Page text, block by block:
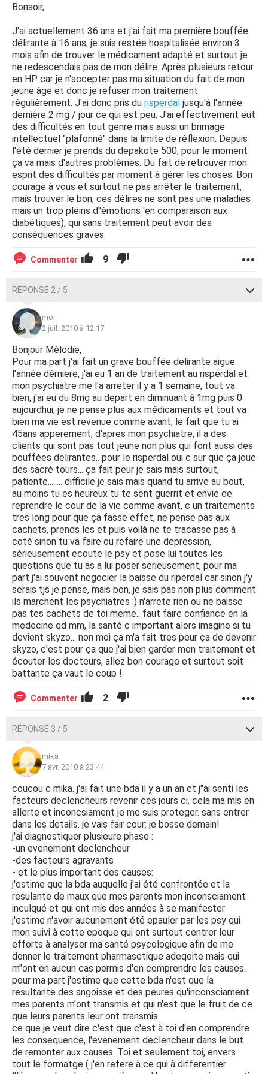
risperdal ,dés fois elle me dit on est plus tranquille de le
signe de rechute,son langage est ambivalent,la
psychiatrie est un domaine vague ,moi qui suis
scientifique,çà m'horripile et m'attriste surtout sur mon
sort..
J'attends des avis de personnes ayant vécu des
situations similaires avec bien sur du recul.
Bonsoir,
J'ai actuellement 36 ans et j'ai fait ma première bouffée
délirante à 16 ans, je suis restée hospitalisée environ 3
mois afin de trouver le médicament adapté et surtout je
ne redescendais pas de mon délire. Après plusieurs retour
en HP car je n'accepter pas ma situation du fait de mon
jeune âge et donc je refuser mon traitement
régulièrement. J'ai donc pris du risperdal jusqu'à l'année
dernière 2 mg / jour ce qui est peu. J'ai effectivement eut
des difficultés en tout genre mais aussi un brimage
intellectuel "plafonné" dans la limite de réflexion. Depuis
l'été dernier je prends du depakote 500, pour le moment
ça va mais d'autres problèmes. Du fait de retrouver mon
esprit des difficultés par moment à gérer les choses. Bon
courage à vous et surtout ne pas arrêter le traitement,
mais trouver le bon, ces délires ne sont pas une maladies
mais un trop pleins d"émotions 'en comparaison aux
diabétiques), qui sans traitement peut avoir des
conséquences graves.
Commenter 9
RÉPONSE 2 / 5
moi
2 juil. 2010 à 12:17
Bonjour Mélodie,
Pour ma part j'ai fait un grave bouffée delirante aigue
l'année dérniere, j'ai eu 1 an de traitement au risperdal et
mon psychiatre me l'a arreter il y a 1 semaine, tout va
bien, j'ai eu du 8mg au depart en diminuant à 1mg puis 0
aujourdhui, je ne pense plus aux médicaments et tout va
bien ma vie est revenue comme avant, le fait que tu ai
45ans apperement, d'apres mon psychiatre, il a des
clients qui sont pas tout jeune non plus qui font aussi des
bouffées delirantes.. pour le risperdal oui c sur que ça joue
des sacré tours... ça fait peur je sais mais surtout,
patiente........ difficile je sais mais quand tu arrive au bout,
au moins tu es heureux tu te sent guerrit et envie de
reprendre le cour de la vie comme avant, c un traitements
tres long pour que ça fasse effet, ne pense pas aux
cachets, prends les et puis voilà ne te tracasse pas à
coté sinon tu va faire ou refaire une depression,
sérieusement ecoute le psy et pose lui toutes les
questions que tu as a lui poser serieusement, pour ma
part j'ai souvent negocier la baisse du riperdal car sinon j'y
serais tjs je pense, mais bon, je sais pas non plus comment
ils marchent les psychiatres :) n'arrete rien ou ne baisse
pas tes cachets de toi meme.. faut faire confiance en la
medecine qd mm, la santé c important alors imagine si tu
devient skyzo... non moi ça m'a fait tres peur ça de devenir
skyzo, c'est pour ça que j'ai bien garder mon traitement et
écouter les docteurs, allez bon courage et surtout soit
battante ça vaut le coup !
Commenter 2
RÉPONSE 3 / 5
mika
7 avr. 2010 à 23:44
coucou c mika. j'ai fait une bda il y a un an et j"ai senti les
facteurs declencheurs revenir ces jours ci. cela ma mis en
allerte et inconcsiament je me suis proteger. sans entrer
dans les details. je vais fair cour: je bosse demain!
j'ai diagnostiquer plusieure phase :
-un evenement declencheur
-des facteurs agravants
- et le plus important des causes:
j'estime que la bda auquelle j'ai été confrontée et la
resulante de maux que mes parents mon inconsciament
inculqué et qui ont mis des années à se manifester
j'estime n'avoir aucunement été epauler par les psy qui
mon suivi à cette epoque qui ont surtout centrer leur
efforts à analyser ma santé psycologique afin de me
donner le traitement pharmasetique adeqoite mais qui
m"ont en aucun cas permis d'en comprendre les causes.
pour ma part j'estime que cette bda n'est que la
resultante des angoisse et des peures qu'inconsciament
mes parents m'ont transmis et qui n'est que le fruit de ce
que leurs parents leur ont transmis
ce que je veut dire c'est que c'est à toi d'en comprendre
les consequence, l'evenement declencheur dans le but
de remonter aux causes. Toi et seulement toi, envers
tout le formatge ( j'en refere à ce qui à differentier